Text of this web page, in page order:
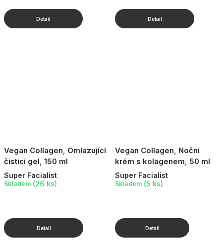
Vegan Collagen, Omlazující
čisticí gel, 150 ml
Super Facialist
Skladem (26 ks)
Vegan Collagen, Noční
krém s kolagenem, 50 ml
Super Facialist
Skladem (5 ks)